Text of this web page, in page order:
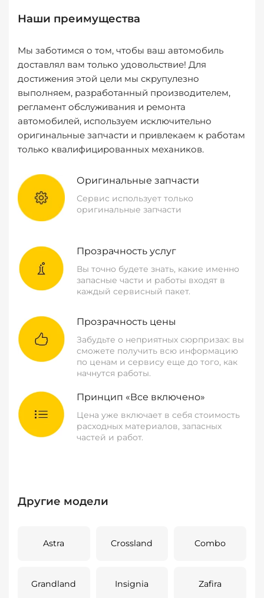
Наши преимущества
Мы заботимся о том, чтобы ваш автомобиль
доставлял вам только удовольствие! Для
достижения этой цели мы скрупулезно
выполняем, разработанный производителем,
регламент обслуживания и ремонта
автомобилей, используем исключительно
оригинальные запчасти и привлекаем к работам
только квалифицированных механиков.
Оригинальные запчасти
Сервис использует только
оригинальные запчасти
Прозрачность услуг
Вы точно будете знать, какие именно
запасные части и работы входят в
каждый сервисный пакет.
Прозрачность цены
Забудьте о неприятных сюрпризах: вы
сможете получить всю информацию
по ценам и сервису еще до того, как
начнутся работы.
Принцип «Все включено»
Цена уже включает в себя стоимость
расходных материалов, запасных
частей и работ.
Другие модели
Astra Crossland Combo
Grandland Insignia Zafira